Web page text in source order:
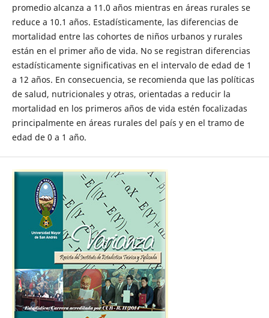
promedio alcanza a 11.0 años mientras en áreas rurales se
reduce a 10.1 años. Estadísticamente, las diferencias de
mortalidad entre las cohortes de niños urbanos y rurales
están en el primer año de vida. No se registran diferencias
estadísticamente significativas en el intervalo de edad de 1
a 12 años. En consecuencia, se recomienda que las políticas
de salud, nutricionales y otras, orientadas a reducir la
mortalidad en los primeros años de vida estén focalizadas
principalmente en áreas rurales del país y en el tramo de
edad de 0 a 1 año.